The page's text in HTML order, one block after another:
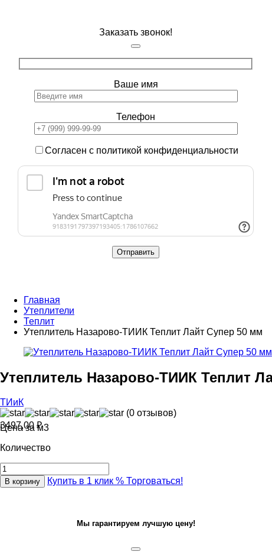
Заказать звонок!
Ваше имя
Телефон
Согласен с политикой конфиденциальности
Главная
Утеплители
Теплит
Утеплитель Назарово-ТИИК Теплит Лайт Супер 50 мм
Утеплитель Назарово-ТИИК Теплит
ТИиК
(0 отзывов)
3497,00 ₽
Цена за м3
Количество
В корзину Купить в 1 клик % Торговаться!
Мы гарантируем лучшую цену!